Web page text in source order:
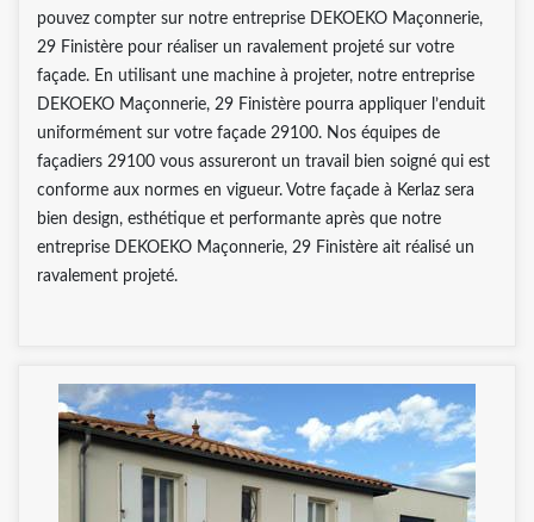
pouvez compter sur notre entreprise DEKOEKO Maçonnerie,
29 Finistère pour réaliser un ravalement projeté sur votre
façade. En utilisant une machine à projeter, notre entreprise
DEKOEKO Maçonnerie, 29 Finistère pourra appliquer l’enduit
uniformément sur votre façade 29100. Nos équipes de
façadiers 29100 vous assureront un travail bien soigné qui est
conforme aux normes en vigueur. Votre façade à Kerlaz sera
bien design, esthétique et performante après que notre
entreprise DEKOEKO Maçonnerie, 29 Finistère ait réalisé un
ravalement projeté.